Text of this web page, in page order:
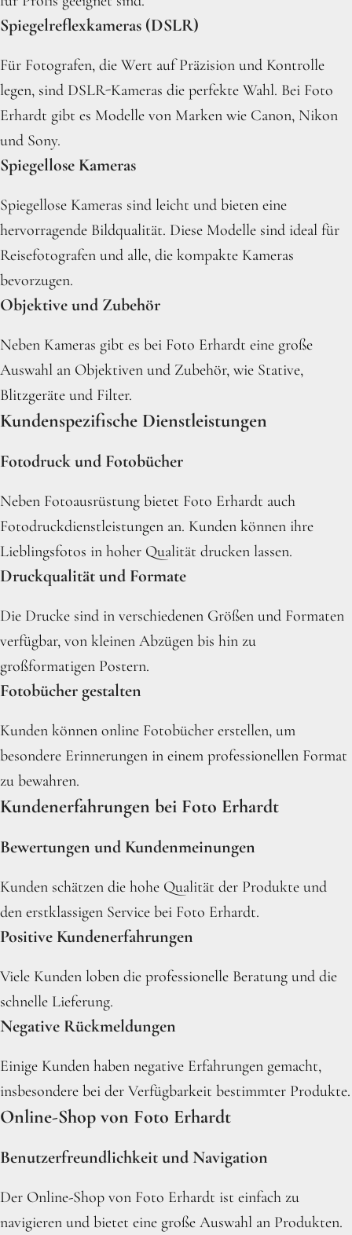
Spiegelreflexkameras (DSLR)
Für Fotografen, die Wert auf Präzision und Kontrolle
legen, sind DSLR-Kameras die perfekte Wahl. Bei Foto
Erhardt gibt es Modelle von Marken wie Canon, Nikon
und Sony.
Spiegellose Kameras
Spiegellose Kameras sind leicht und bieten eine
hervorragende Bildqualität. Diese Modelle sind ideal für
Reisefotografen und alle, die kompakte Kameras
bevorzugen.
Objektive und Zubehör
Neben Kameras gibt es bei Foto Erhardt eine große
Auswahl an Objektiven und Zubehör, wie Stative,
Blitzgeräte und Filter.
Kundenspezifische Dienstleistungen
Fotodruck und Fotobücher
Neben Fotoausrüstung bietet Foto Erhardt auch
Fotodruckdienstleistungen an. Kunden können ihre
Lieblingsfotos in hoher Qualität drucken lassen.
Druckqualität und Formate
Die Drucke sind in verschiedenen Größen und Formaten
verfügbar, von kleinen Abzügen bis hin zu
großformatigen Postern.
Fotobücher gestalten
Kunden können online Fotobücher erstellen, um
besondere Erinnerungen in einem professionellen Format
zu bewahren.
Kundenerfahrungen bei Foto Erhardt
Bewertungen und Kundenmeinungen
Kunden schätzen die hohe Qualität der Produkte und
den erstklassigen Service bei Foto Erhardt.
Positive Kundenerfahrungen
Viele Kunden loben die professionelle Beratung und die
schnelle Lieferung.
Negative Rückmeldungen
Einige Kunden haben negative Erfahrungen gemacht,
insbesondere bei der Verfügbarkeit bestimmter Produkte.
Online-Shop von Foto Erhardt
Benutzerfreundlichkeit und Navigation
Der Online-Shop von Foto Erhardt ist einfach zu
navigieren und bietet eine große Auswahl an Produkten.